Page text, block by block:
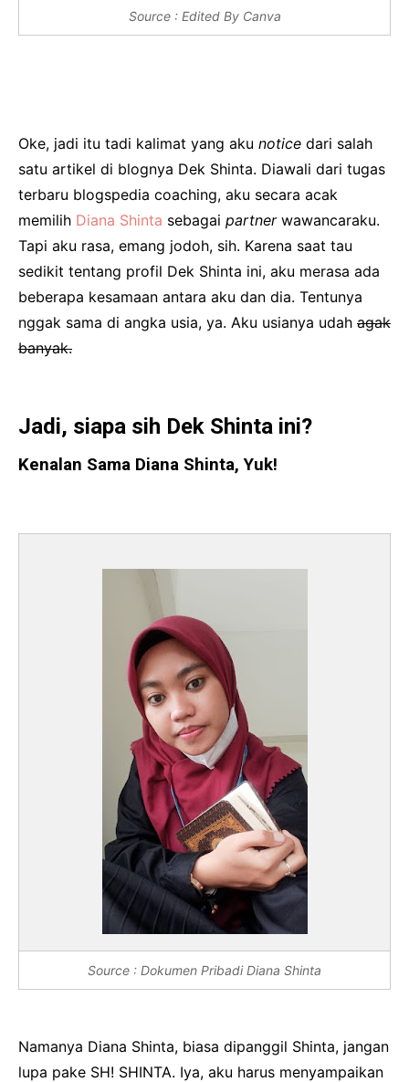
Source : Edited By Canva
Oke, jadi itu tadi kalimat yang aku notice dari salah
satu artikel di blognya Dek Shinta. Diawali dari tugas
terbaru blogspedia coaching, aku secara acak
memilih Diana Shinta sebagai partnerwawancaraku.
Tapi aku rasa, emang jodoh, sih. Karena saat tau
sedikit tentang profil Dek Shinta ini, aku merasa ada
beberapa kesamaan antara aku dan dia. Tentunya
nggak sama di angka usia, ya. Aku usianya udah agak
banyak.
Jadi, siapa sih Dek Shinta ini?
Kenalan Sama Diana Shinta, Yuk!
Source : Dokumen Pribadi Diana Shinta
Namanya Diana Shinta, biasa dipanggil Shinta, jangan
lupa pake SH! SHINTA. Iya, aku harus menyampaikan